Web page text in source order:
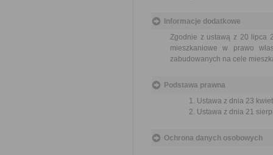
Informacje dodatkowe
Zgodnie z ustawą z 20 lipca
mieszkaniowe w prawo
zabudowanych na cele
Podstawa prawna
Ustawa z dnia 23
Ustawa z dnia 21
Ochrona danych osobowych